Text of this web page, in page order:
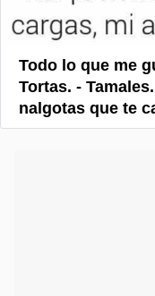
Todo lo que me
Tortas. -
nalgotas que te